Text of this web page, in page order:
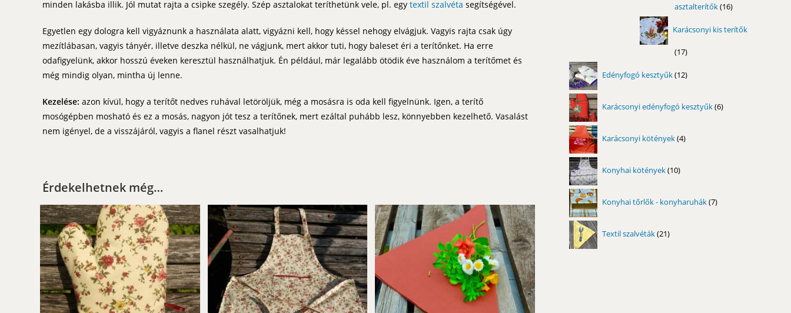
minden lakásba illik. Jól mutat rajta a csipke szegély. Szép asztalokat teríthetünk vele, pl. egy textil szalvéta segítségével.
Egyetlen egy dologra kell vigyáznunk a használata alatt, vigyázni kell, hogy késsel nehogy elvágjuk. Vagyis rajta csak úgy
mezítlábasan, vagyis tányér, illetve deszka nélkül, ne vágjunk, mert akkor tuti, hogy baleset éri a terítőnket. Ha erre
odafigyelünk, akkor hosszú éveken keresztül használhatjuk. Én például, már legalább ötödik éve használom a terítőmet és
még mindig olyan, mintha új lenne.
Kezelése: azon kívül, hogy a terítőt nedves ruhával letöröljük, még a mosásra is oda kell figyelnünk. Igen, a terítő
mosógépben mosható és ez a mosás, nagyon jót tesz a terítőnek, mert ezáltal puhább lesz, könnyebben kezelhető. Vasalást
nem igényel, de a visszájáról, vagyis a flanel részt vasalhatjuk!
Érdekelhetnek még…
asztalterítők 1616
Karácsonyi kis terítők
1717
Edényfogó kesztyűk 12
termék
Karácsonyi edényfogó kesztyűk 6
termék
Karácsonyi kötények 4
termék
Konyhai kötények 10
termék
Konyhai tőrlők - konyharuhák 7
termék
Textil szalvéták 21
termék